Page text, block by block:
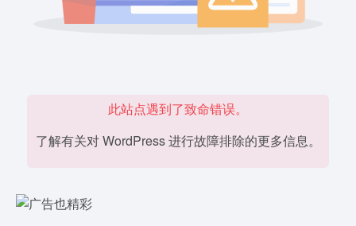
此站点遇到了致命错误。
了解有关对 WordPress 进行故障排除的更多信息。